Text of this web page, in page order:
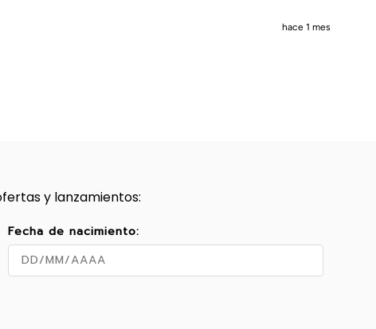
hace 1 mes
y lanzamientos:
Fecha de nacimiento: